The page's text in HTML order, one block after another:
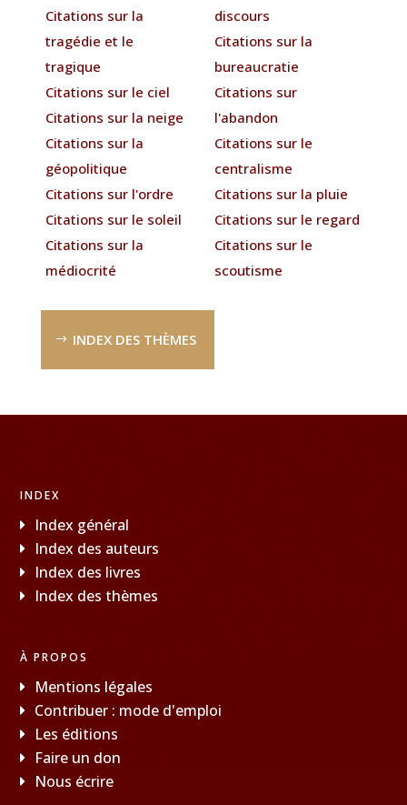
Citations sur la
tragédie et le
tragique
Citations sur le ciel
Citations sur la neige
Citations sur la
géopolitique
Citations sur l'ordre
Citations sur le soleil
Citations sur la
médiocrité
discours
Citations sur la
bureaucratie
Citations sur
l'abandon
Citations sur le
centralisme
Citations sur la pluie
Citations sur le regard
Citations sur le
scoutisme
INDEX DES THÈMES
INDEX
Index général
Index des auteurs
Index des livres
Index des thèmes
À PROPOS
Mentions légales
Contribuer : mode d'emploi
Les éditions
Faire un don
Nous écrire